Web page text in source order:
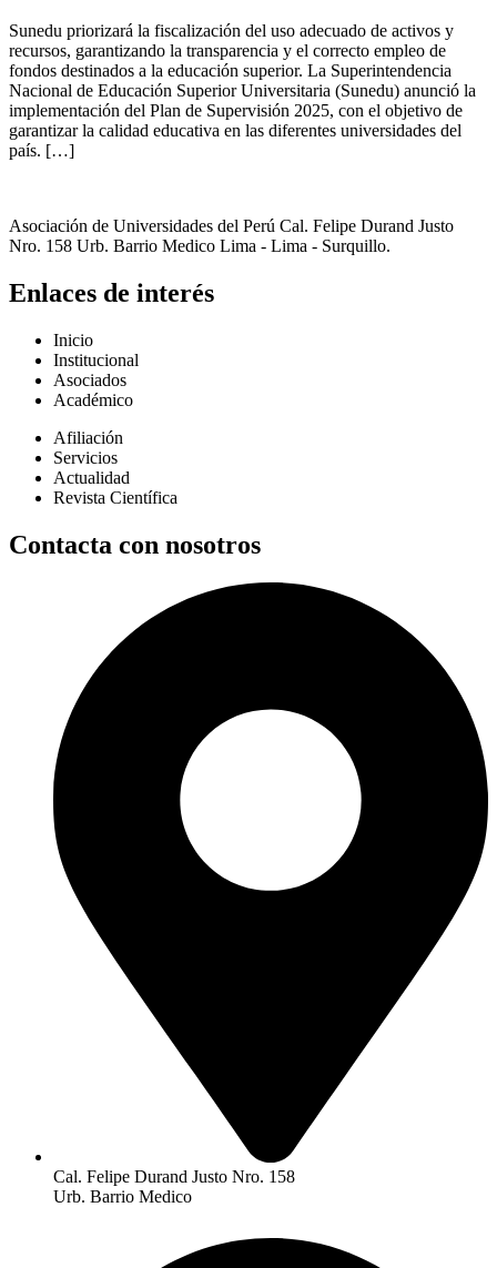
Sunedu priorizará la fiscalización del uso adecuado de activos y
recursos, garantizando la transparencia y el correcto empleo de
fondos destinados a la educación superior. La Superintendencia
Nacional de Educación Superior Universitaria (Sunedu) anunció la
implementación del Plan de Supervisión 2025, con el objetivo de
garantizar la calidad educativa en las diferentes universidades del
país. […]
Asociación de Universidades del Perú Cal. Felipe Durand Justo
Nro. 158 Urb. Barrio Medico Lima - Lima - Surquillo.
Enlaces de interés
Inicio
Institucional
Asociados
Académico
Afiliación
Servicios
Actualidad
Revista Científica
Contacta con nosotros
Cal. Felipe Durand Justo Nro. 158
Urb. Barrio Medico